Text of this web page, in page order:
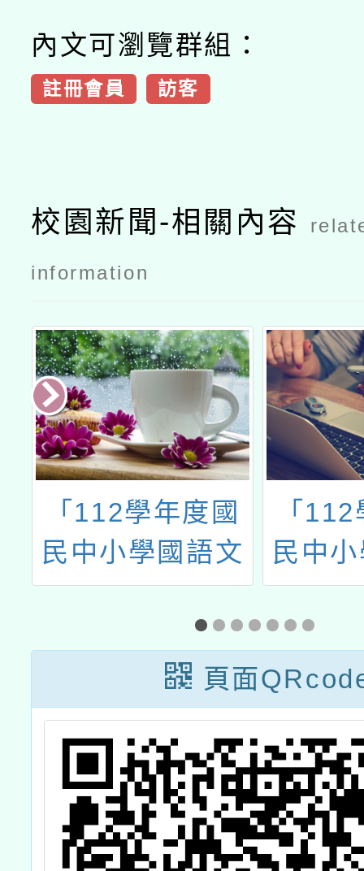
內文可瀏覽群組：
註冊會員 訪客
校園新聞-相關內容
information
「112學年度國
民中小學國語文
學生學習扶助 教
材研習」臺中及
高雄場次
「
民中
學生
材研
國民
域扶
研習
頁面